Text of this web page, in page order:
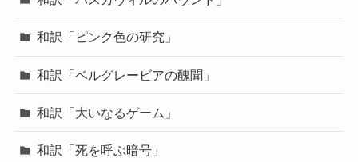
和訳「ピンク色の研究」
和訳「ベルグレービアの醜聞」
和訳「大いなるゲーム」
和訳「死を呼ぶ暗号」